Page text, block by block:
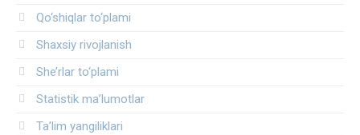
Qo‘shiqlar to‘plami
Shaxsiy rivojlanish
She’rlar to‘plami
Statistik ma’lumotlar
Ta’lim yangiliklari